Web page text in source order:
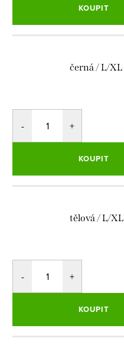
KOUPIT
černá / L/XL
KOUPIT
tělová / L/XL
KOUPIT